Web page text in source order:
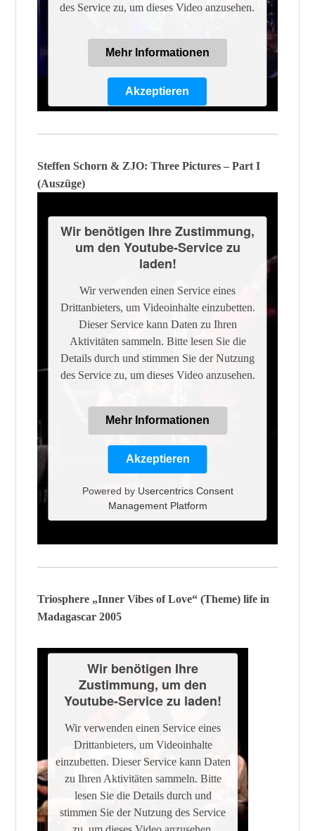
des Service zu, um dieses Video anzusehen.
Mehr Informationen
Akzeptieren
Management Platform
Steffen Schorn & ZJO: Three Pictures – Part I
(Auszüge)
Wir benötigen Ihre Zustimmung,
um den Youtube-Service zu
laden!
Wir verwenden einen Service eines
Drittanbieters, um Videoinhalte einzubetten.
Dieser Service kann Daten zu Ihren
Aktivitäten sammeln. Bitte lesen Sie die
Details durch und stimmen Sie der Nutzung
des Service zu, um dieses Video anzusehen.
Mehr Informationen
Akzeptieren
Powered by Usercentrics Consent
Management Platform
Triosphere „Inner Vibes of Love“ (Theme) life in
Madagascar 2005
Wir benötigen Ihre
Zustimmung, um den
Youtube-Service zu laden!
Wir verwenden einen Service eines
Drittanbieters, um Videoinhalte
einzubetten. Dieser Service kann Daten
zu Ihren Aktivitäten sammeln. Bitte
lesen Sie die Details durch und
stimmen Sie der Nutzung des Service